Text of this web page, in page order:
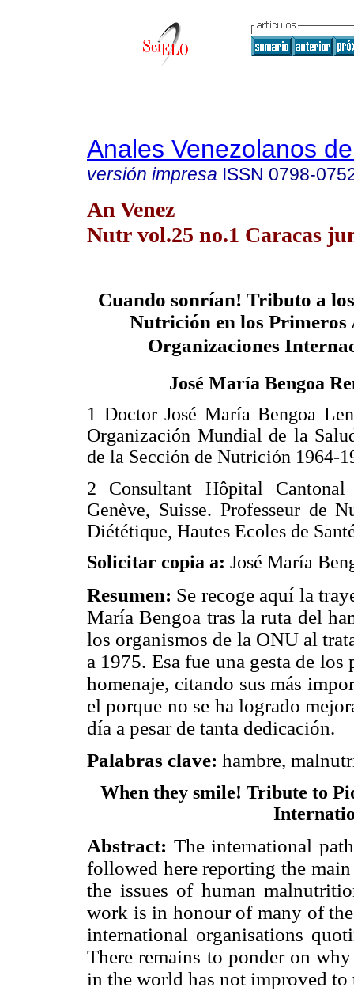
Anales Venezolanos
versión impresa ISSN 0798-
An Venez
Nutr vol.25 no.1 Caracas
Cuando sonrían! Tributo a
Nutrición en los Primeros
Organizaciones
José María Bengoa
1 Doctor José María Bengoa
Organización Mundial de la
de la Sección de Nutrición 1964-
2 Consultant Hôpital
Genève, Suisse. Professeur de
Diététique, Hautes Ecoles de
Solicitar copia a: José María
Resumen: Se recoge aquí la
María Bengoa tras la ruta del
los organismos de la ONU al
a 1975. Esa fue una gesta de
homenaje, citando sus más
el porque no se ha logrado
día a pesar de tanta dedicación.
Palabras clave: hambre,
When they smile! Tribute to
Abstract: The international
followed here reporting the
the issues of human
work is in honour of many of
international organisations
There remains to ponder on
in the world has not improved to